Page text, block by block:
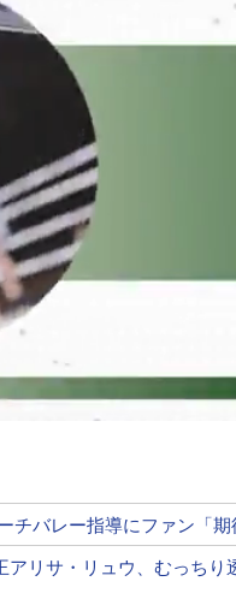
ナ立川立飛
ワンマッチ キックルール
蹴りヒットの瞬間も
。ことの発端は安保が
ダリオが激怒、SNSを
り取りで再び大喧嘩。
チバレー指導にファン「
アリサ・リュウ、むっちり